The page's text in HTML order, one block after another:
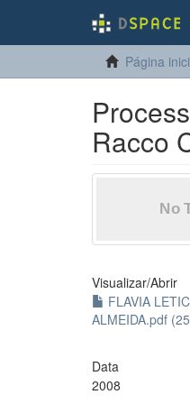
Página
Racco
Visualizar/Abrir
FLAVIA
ALMEIDA.pdf
Data
2008